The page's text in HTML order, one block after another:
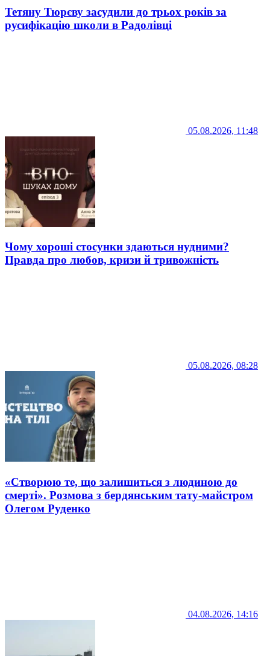
Тетяну Тюрєву засудили до трьох років за
русифікацію школи в Радолівці
05.08.2026, 11:48
Чому хороші стосунки здаються нудними?
Правда про любов, кризи й тривожність
05.08.2026, 08:28
«Створюю те, що залишиться з людиною до
смерті». Розмова з бердянським тату-майстром
Олегом Руденко
04.08.2026, 14:16